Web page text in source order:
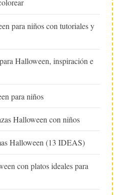
para niños con tutoriales y
Halloween, inspiración e
para niños
Halloween con niños
Halloween (13 IDEAS)
con platos ideales para